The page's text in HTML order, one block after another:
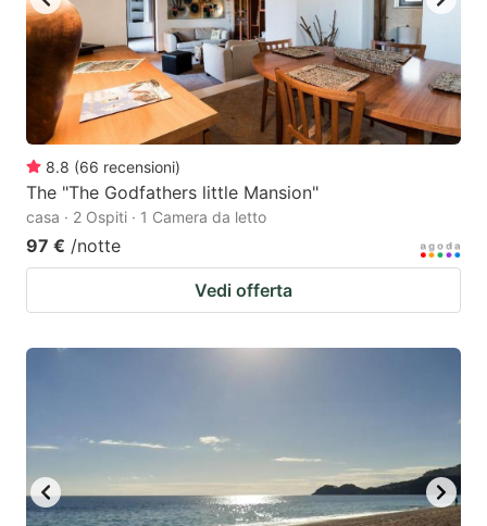
8.8 (66 recensioni)
The "The Godfathers little Mansion"
casa · 2 Ospiti · 1 Camera da letto
97 € /notte
Vedi offerta